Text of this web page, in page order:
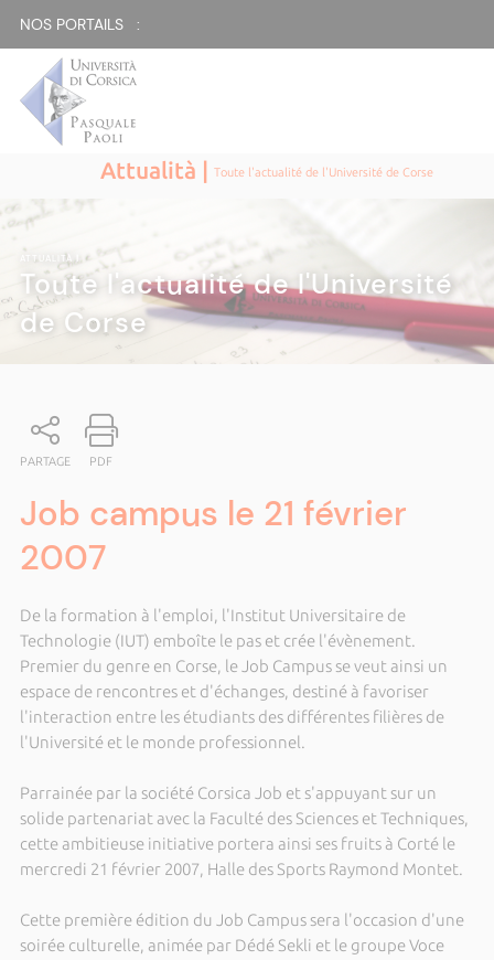
NOS PORTAILS :
Attualità |Toute l'actualité de l'Université de Corse
ATTUALITÀ|
Toute l'actualité de l'Université
de Corse
PARTAGE PDF
Job campus le 21 février
2007
De la formation à l'emploi, l'Institut Universitaire de
Technologie (IUT) emboîte le pas et crée l'évènement.
Premier du genre en Corse, le Job Campus se veut ainsi un
espace de rencontres et d'échanges, destiné à favoriser
l'interaction entre les étudiants des différentes filières de
l'Université et le monde professionnel.
Parrainée par la société Corsica Job et s'appuyant sur un
solide partenariat avec la Faculté des Sciences et Techniques,
cette ambitieuse initiative portera ainsi ses fruits à Corté le
mercredi 21 février 2007, Halle des Sports Raymond Montet.
Cette première édition du Job Campus sera l'occasion d'une
soirée culturelle, animée par Dédé Sekli et le groupe Voce